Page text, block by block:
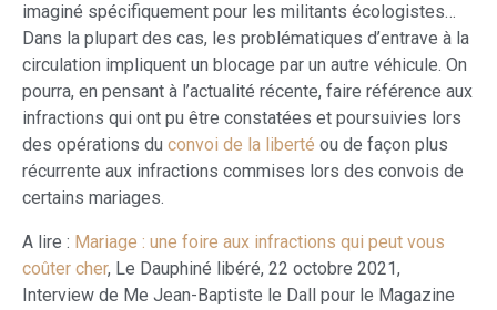
imaginé spécifiquement pour les militants écologistes…
Dans la plupart des cas, les problématiques d’entrave à la
circulation impliquent un blocage par un autre véhicule. On
pourra, en pensant à l’actualité récente, faire référence aux
infractions qui ont pu être constatées et poursuivies lors
des opérations du convoi de la liberté ou de façon plus
récurrente aux infractions commises lors des convois de
certains mariages.
A lire : Mariage : une foire aux infractions qui peut vous
coûter cher, Le Dauphiné libéré, 22 octobre 2021,
Interview de Me Jean-Baptiste le Dall pour le Magazine